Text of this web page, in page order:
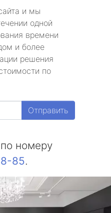
и мы
одной
времени
и более
решения
по
Отправить
номеру
85.